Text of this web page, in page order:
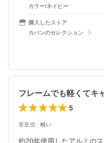
カラー/ネイビー
購入したストア
カバンのセレクション
フレームでも軽くてキ
5
重量感 ： 軽い
約20年使用したアルミの